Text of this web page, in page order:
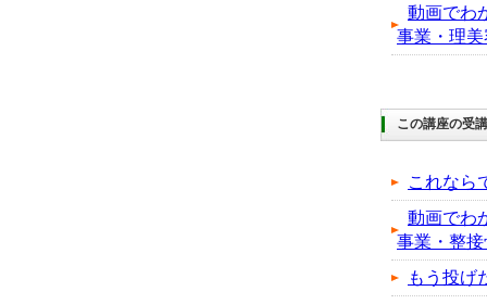
動画でわ
事業・理
この講座の受
これなら
動画でわ
事業・整
もう投げ